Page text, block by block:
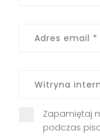
Zapamiętaj
podczas